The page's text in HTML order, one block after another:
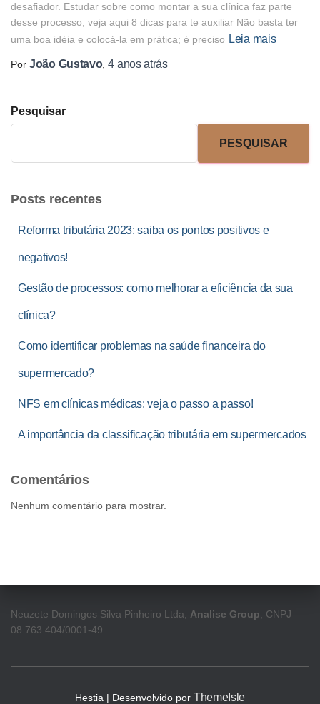
desafiador. Estudar sobre como montar a sua clínica faz parte
desse processo, veja aqui 8 dicas para te auxiliar Não basta ter
uma boa idéia e colocá-la em prática; é preciso Leia mais
Por João Gustavo,4 anosatrás
Pesquisar
PESQUISAR
Posts recentes
Reforma tributária 2023: saiba os pontos positivos e
negativos!
Gestão de processos: como melhorar a eficiência da sua
clínica?
Como identificar problemas na saúde financeira do
supermercado?
NFS em clínicas médicas: veja o passo a passo!
A importância da classificação tributária em supermercados
Comentários
Nenhum comentário para mostrar.
Neuzete Domingos Silva Pinheiro Ltda, Analise Group, CNPJ
08.763.404/0001-49
Hestia | Desenvolvido por ThemeIsle